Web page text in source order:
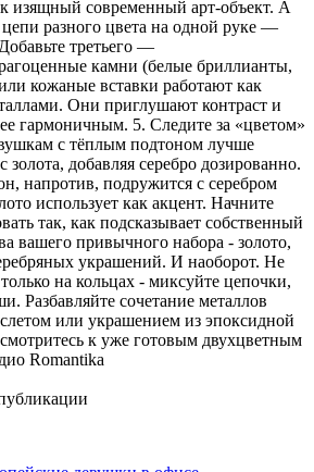
изящный современный арт-объект. А
цепи разного цвета на одной руке —
третьего —
камни (белые бриллианты,
кожаные вставки работают как
Они приглушают контраст и
гармоничным. 5. Следите за «цветом»
с тёплым подтоном лучше
золота, добавляя серебро дозированно.
напротив, подружится с серебром
использует как акцент. Начните
так, как подсказывает собственный
вашего привычного набора - золото,
украшений. И наоборот. Не
на кольцах - миксуйте цепочки,
Разбавляйте сочетание металлов
или украшением из эпоксидной
к уже готовым двухцветным
Romantika